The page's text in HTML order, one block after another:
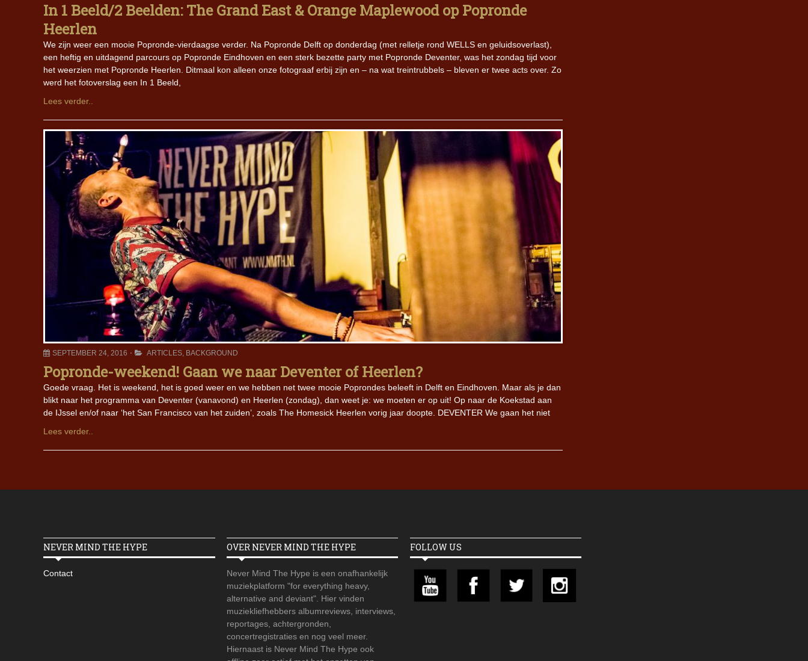
In 1 Beeld/2 Beelden: The Grand East & Orange Maplewood op Popronde
Heerlen
We zijn weer een mooie Popronde-vierdaagse verder. Na Popronde Delft op donderdag (met relletje rond WELLS en geluidsoverlast),
een heftig en uitdagend parcours op Popronde Eindhoven en een sterk bezette party met Popronde Deventer, was het zondag tijd voor
het weerzien met Popronde Heerlen. Ditmaal kon alleen onze fotograaf erbij zijn en – na wat treintrubbels – bleven er twee acts over. Zo
werd het fotoverslag een In 1 Beeld,
Lees verder..
SEPTEMBER 24, 2016 ARTICLES, BACKGROUND
Popronde-weekend! Gaan we naar Deventer of Heerlen?
Goede vraag. Het is weekend, het is goed weer en we hebben net twee mooie Poprondes beleeft in Delft en Eindhoven. Maar als je dan
blikt naar het programma van Deventer (vanavond) en Heerlen (zondag), dan weet je: we moeten er op uit! Op naar de Koekstad aan
de IJssel en/of naar ‘het San Francisco van het zuiden’, zoals The Homesick Heerlen vorig jaar doopte. DEVENTER We gaan het niet
Lees verder..
NEVER MIND THE HYPE
Contact
OVER NEVER MIND THE HYPE
Never Mind The Hype is een onafhankelijk
muziekplatform "for everything heavy,
alternative and deviant". Hier vinden
muziekliefhebbers albumreviews, interviews,
reportages, achtergronden,
concertregistraties en nog veel meer.
Hiernaast is Never Mind The Hype ook
FOLLOW US